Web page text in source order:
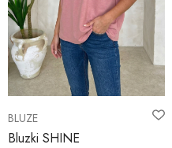
BLUZE
Bluzki SHINE